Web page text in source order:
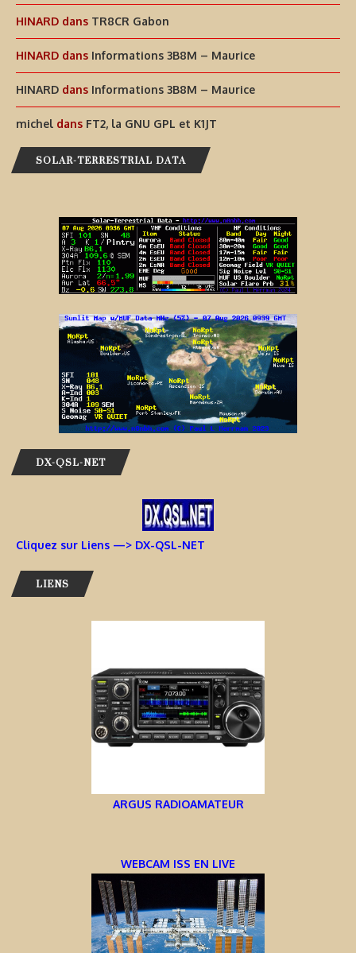
HINARD dans TR8CR Gabon
HINARD dans Informations 3B8M – Maurice
HINARD dans Informations 3B8M – Maurice
michel dans FT2, la GNU GPL et K1JT
SOLAR-TERRESTRIAL DATA
DX-QSL-NET
Cliquez sur Liens —> DX-QSL-NET
LIENS
ARGUS RADIOAMATEUR
WEBCAM ISS EN LIVE